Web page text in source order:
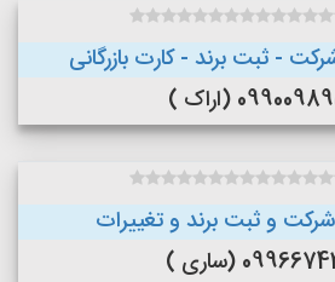
- ثبت برند - کارت بازرگانی
(اراک )
و ثبت برند و تغییرات
(ساری )